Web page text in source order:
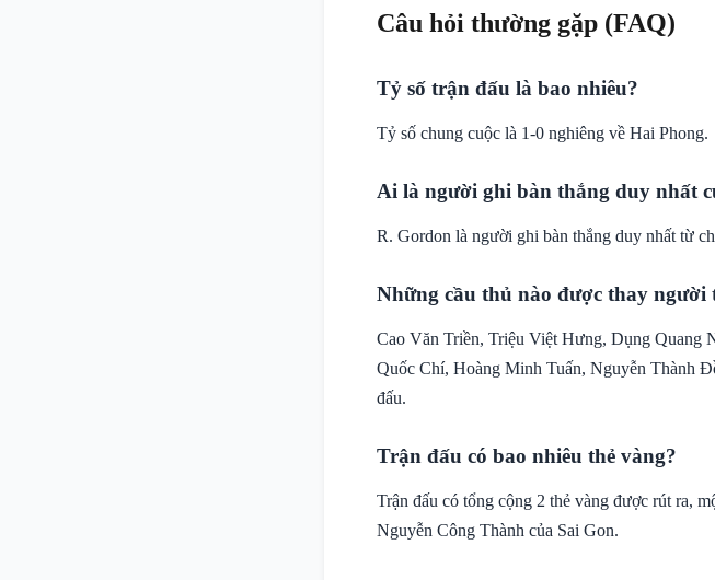
Câu hỏi thường gặp (FAQ)
Tỷ số trận đấu là bao nhiêu?
Tỷ số chung cuộc là 1-0 nghiêng về Hai Phong.
Ai là người ghi bàn thắng duy nhất
R. Gordon là người ghi bàn thắng duy nhất từ
Những cầu thủ nào được thay người
Cao Văn Triền, Triệu Việt Hưng, Dụng Quang
Quốc Chí, Hoàng Minh Tuấn, Nguyễn Thành
đấu.
Trận đấu có bao nhiêu thẻ vàng?
Trận đấu có tổng cộng 2 thẻ vàng được rút ra,
Nguyễn Công Thành của Sai Gon.